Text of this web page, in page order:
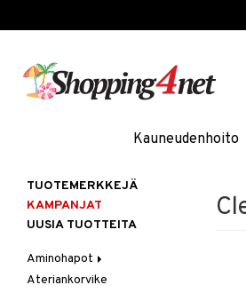
Kauneudenhoito
TUOTEMERKKEJÄ
KAMPANJAT
UUSIA TUOTTEITA
Aminohapot
Jauhe/Juoma
Ateriankorvike